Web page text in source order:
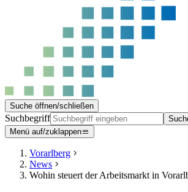
Suche öffnen/schließen
Suchbegriff
Menü auf/zuklappen
Vorarlberg
News
Wohin steuert der Arbeitsmarkt in